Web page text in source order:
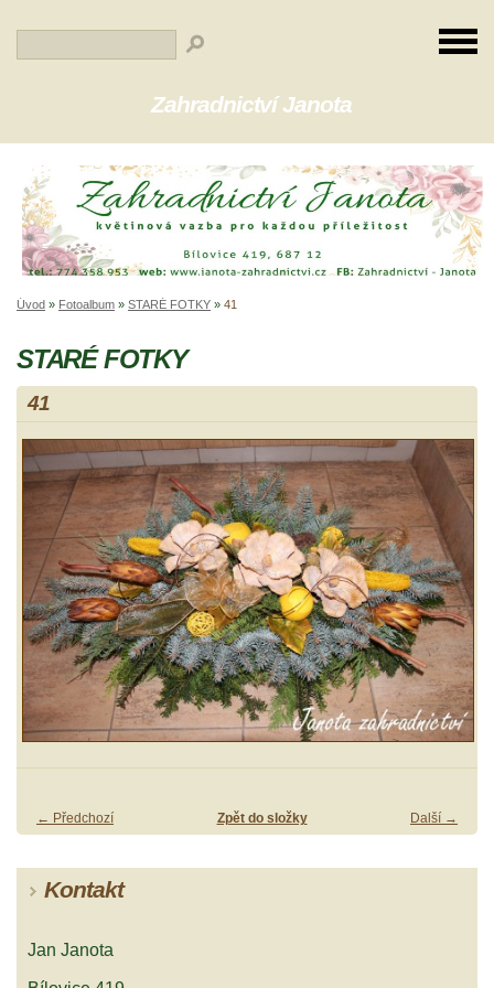
Zahradnictví Janota
Úvod » Fotoalbum » STARÉ FOTKY » 41
STARÉ FOTKY
41
← Předchozí Další →
Zpět do složky
Kontakt
Jan Janota